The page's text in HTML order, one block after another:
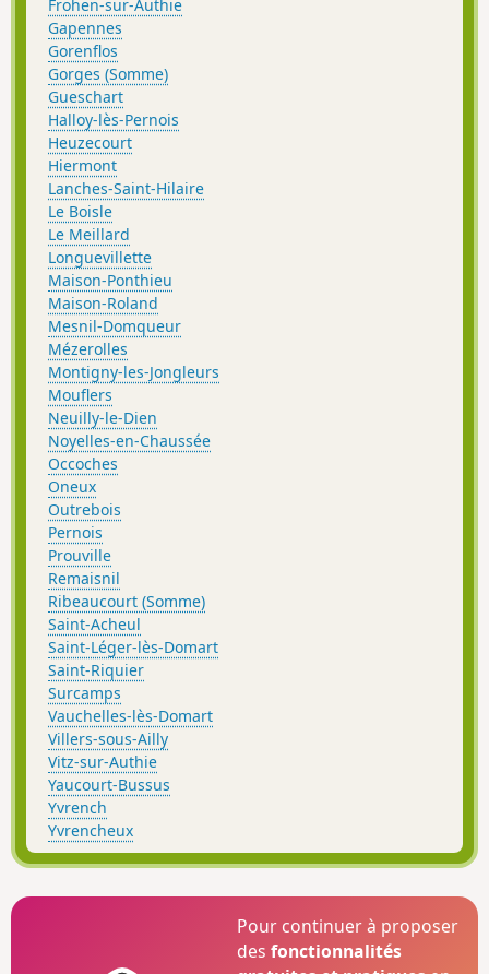
Frohen-sur-Authie
Gapennes
Gorenflos
Gorges (Somme)
Gueschart
Halloy-lès-Pernois
Heuzecourt
Hiermont
Lanches-Saint-Hilaire
Le Boisle
Le Meillard
Longuevillette
Maison-Ponthieu
Maison-Roland
Mesnil-Domqueur
Mézerolles
Montigny-les-Jongleurs
Mouflers
Neuilly-le-Dien
Noyelles-en-Chaussée
Occoches
Oneux
Outrebois
Pernois
Prouville
Remaisnil
Ribeaucourt (Somme)
Saint-Acheul
Saint-Léger-lès-Domart
Saint-Riquier
Surcamps
Vauchelles-lès-Domart
Villers-sous-Ailly
Vitz-sur-Authie
Yaucourt-Bussus
Yvrench
Yvrencheux
Pour continuer à proposer
desfonctionnalités